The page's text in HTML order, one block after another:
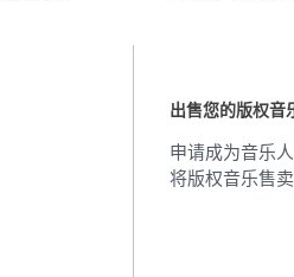
出售您的版权音
申请成为音乐
将版权音乐售卖